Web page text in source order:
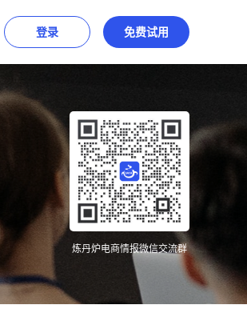
登录 免费试用
炼丹炉电商情报微信交流群